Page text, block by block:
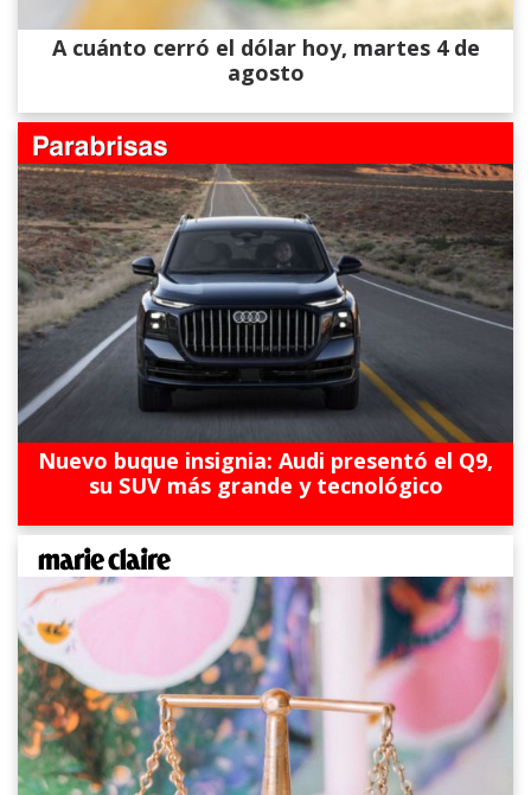
A cuánto cerró el dólar hoy, martes 4 de
agosto
Nuevo buque insignia: Audi presentó el Q9,
su SUV más grande y tecnológico